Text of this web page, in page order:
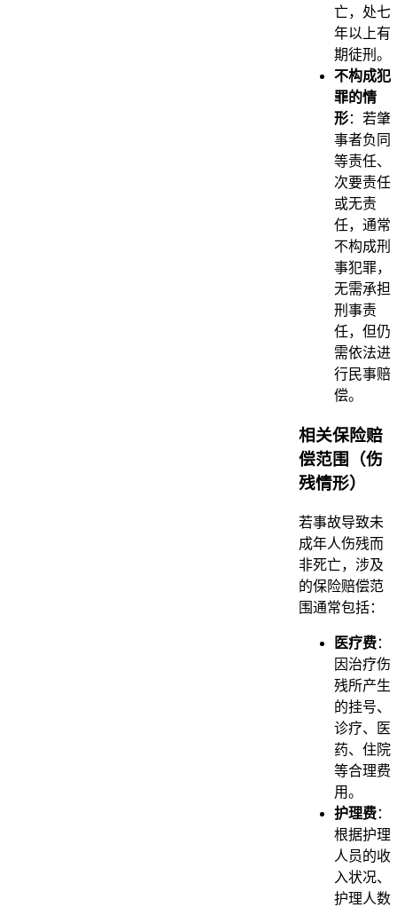
亡，处七
年以上有
期徒刑。
不构成犯
罪的情
形：若肇
事者负同
等责任、
次要责任
或无责
任，通常
不构成刑
事犯罪，
无需承担
刑事责
任，但仍
需依法进
行民事赔
偿。
相关保险赔
偿范围（伤
残情形）
若事故导致未
成年人伤残而
非死亡，涉及
的保险赔偿范
围通常包括：
医疗费：
因治疗伤
残所产生
的挂号、
诊疗、医
药、住院
等合理费
用。
护理费：
根据护理
人员的收
入状况、
护理人数